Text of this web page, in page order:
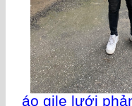
áo gile lưới